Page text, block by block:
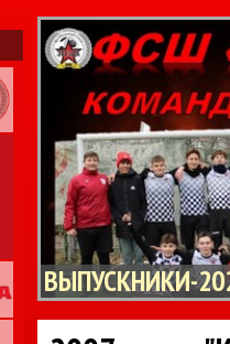
ВЫПУСКНИКИ-